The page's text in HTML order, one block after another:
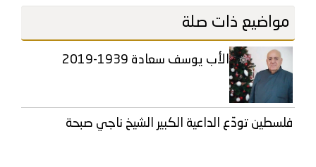
مواضيع ذات صلة
الأب يوسف سعادة 1939-2019
فلسطين تودّع الداعية الكبير الشيخ ناجي صبحة